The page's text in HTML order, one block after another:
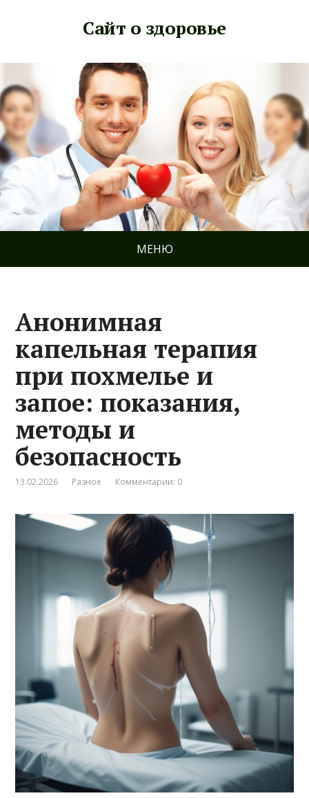
Сайт о здоровье
МЕНЮ
Анонимная
капельная терапия
при похмелье и
запое: показания,
методы и
безопасность
13.02.2026 Разное Комментарии: 0